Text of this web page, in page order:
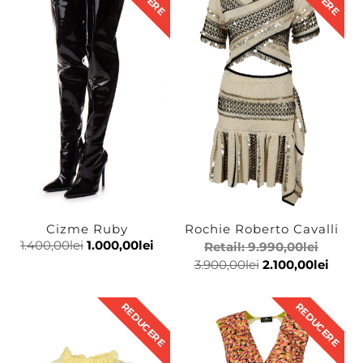
Street
Cizme Ruby
1.400,00lei 1.000,00lei
Rochie Roberto Cavalli
Retail:9.990,00lei
3.900,00lei 2.100,00lei
REDUCERE REDUCERE